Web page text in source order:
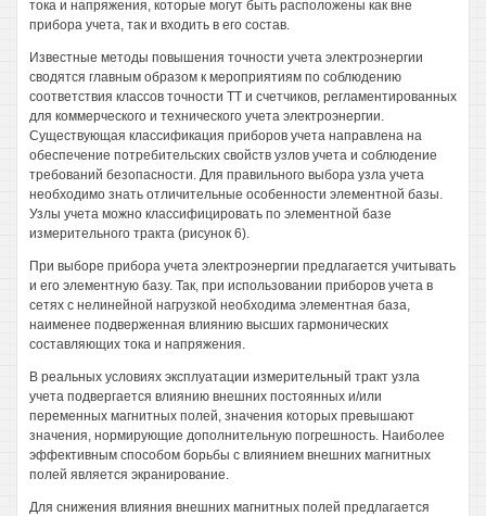
тока и напряжения, которые могут быть расположены как вне
прибора учета, так и входить в его состав.
Известные методы повышения точности учета электроэнергии
сводятся главным образом к мероприятиям по соблюдению
соответствия классов точности ТТ и счетчиков, регламентированных
для коммерческого и технического учета электроэнергии.
Существующая классификация приборов учета направлена на
обеспечение потребительских свойств узлов учета и соблюдение
требований безопасности. Для правильного выбора узла учета
необходимо знать отличительные особенности элементной базы.
Узлы учета можно классифицировать по элементной базе
измерительного тракта (рисунок 6).
При выборе прибора учета электроэнергии предлагается учитывать
и его элементную базу. Так, при использовании приборов учета в
сетях с нелинейной нагрузкой необходима элементная база,
наименее подверженная влиянию высших гармонических
составляющих тока и напряжения.
В реальных условиях эксплуатации измерительный тракт узла
учета подвергается влиянию внешних постоянных и/или
переменных магнитных полей, значения которых превышают
значения, нормирующие дополнительную погрешность. Наиболее
эффективным способом борьбы с влиянием внешних магнитных
полей является экранирование.
Для снижения влияния внешних магнитных полей предлагается